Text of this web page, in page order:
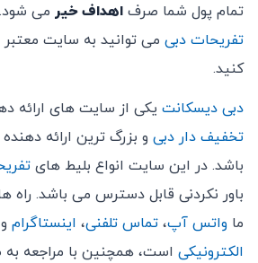
تمام پول شما صرف اهداف خیر می
تفریحات دبی می توانید به سایت
کنید.
دبی دیسکانت یکی از سایت های ارائه
تخفیف دار دبی و بزرگ ترین ارائه دهنده
باشد. در این سایت انواع بلیط های
باور نکردنی قابل دسترس می باشد. راه
ما واتس آپ، تماس تلفنی، اینستاگرام و
الکترونیکی است، همچنین با مراجعه